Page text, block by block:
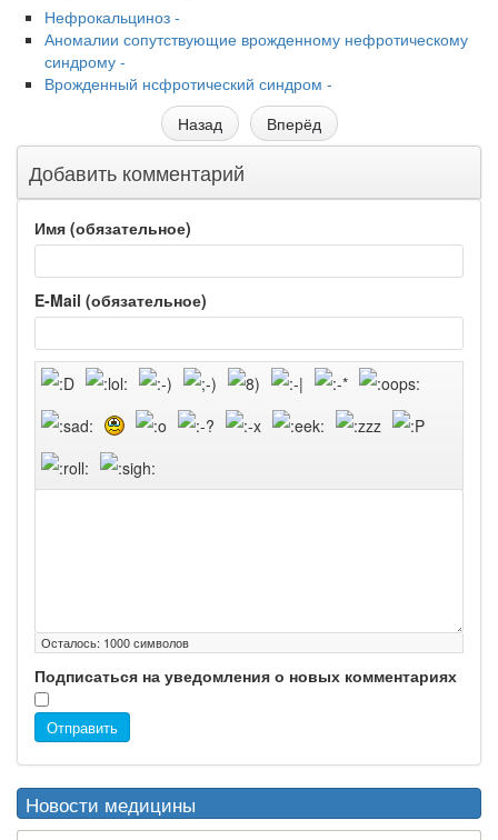
Нефрокальциноз -
Аномалии сопутствующие врожденному нефротическому
синдрому -
Врожденный нсфротический синдром -
Назад
Вперёд
Добавить комментарий
Имя (обязательное)
E-Mail (обязательное)
Осталось: 1000символов
Подписаться на уведомления о новых комментариях
Отправить
Новости медицины